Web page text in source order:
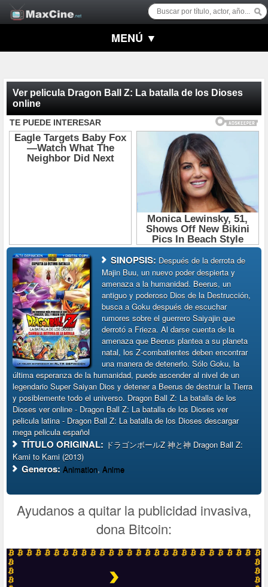
MENÚ ▼
Ver pelicula Dragon Ball Z: La batalla de los Dioses
online
SINOPSIS: Después de la derrota de
Majin Buu, un nuevo poder despierta y
amenaza a la humanidad. Beerus, un
antiguo y poderoso Dios de la Destrucción,
busca a Goku después de escuchar
rumores sobre el guerrero Saiyajin que
derrotó a Frieza. Al darse cuenta de la
amenaza que Beerus plantea a su planeta
natal, los Z-combatientes deben encontrar
una manera de detenerlo. Sólo Goku, la
última esperanza de la humanidad, puede ascender al nivel de un
legendario Super Saiyan Dios y detener a Beerus de destruir la Tierra
y posiblemente todo el universo. Dragon Ball Z: La batalla de los
Dioses ver online - Dragon Ball Z: La batalla de los Dioses ver
pelicula latina - Dragon Ball Z: La batalla de los Dioses descargar
mega pelicula español
TÍTULO ORIGINAL: ドラゴンボールZ 神と神 Dragon Ball Z:
Kami to Kami (2013)
Generos:Animation, Anime
Ayudanos a quitar la publicidad invasiva,
dona Bitcoin: